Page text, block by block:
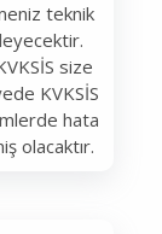
teknik
size
KVKSİS
hata
olacaktır.